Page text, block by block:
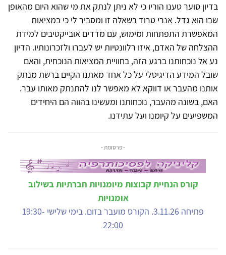
בדיון סוער טענו הוריו כי לא ניתן לנתק את מי שהוא היום מהאופן
שבו הוא גדל. אנרי טרוד בשאלה זו ומסביר לי כי במציאות
המאפשרת התפתחות ומימוש, עם מדדים אובייקטיבים למידת
ההצלחה של האדם, איזו רלוונטיות יש לעברו ולזכרונותיו. הדיון
נע אל נוכחותנו ברגע הזה, בחוויית המציאות הנוכחית, והאם
שובל המידע הדיגיטלי על כל אחד מאתנו הקיים ברשת מנתק
אותנו מהעבר או דווקא לא מאפשר לנו להתנתק מאותו עבר.
האם, בשונה מהעבר, נוכחותנו ומעשינו בהווה הם היחידים
המשפיעים על קיומנו ועל עתידנו.
- פרסומת -
קורס הנחיית קבוצות מיומנויות חברתיות בשילוב
אומנויות
פתיחה 3.11.26. הקורס מועבר בזום. בימי שלישי 19:30-
22:00